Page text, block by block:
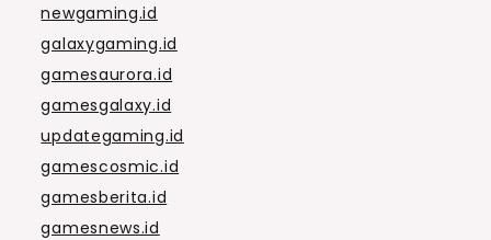
newgaming.id
galaxygaming.id
gamesaurora.id
gamesgalaxy.id
updategaming.id
gamescosmic.id
gamesberita.id
gamesnews.id